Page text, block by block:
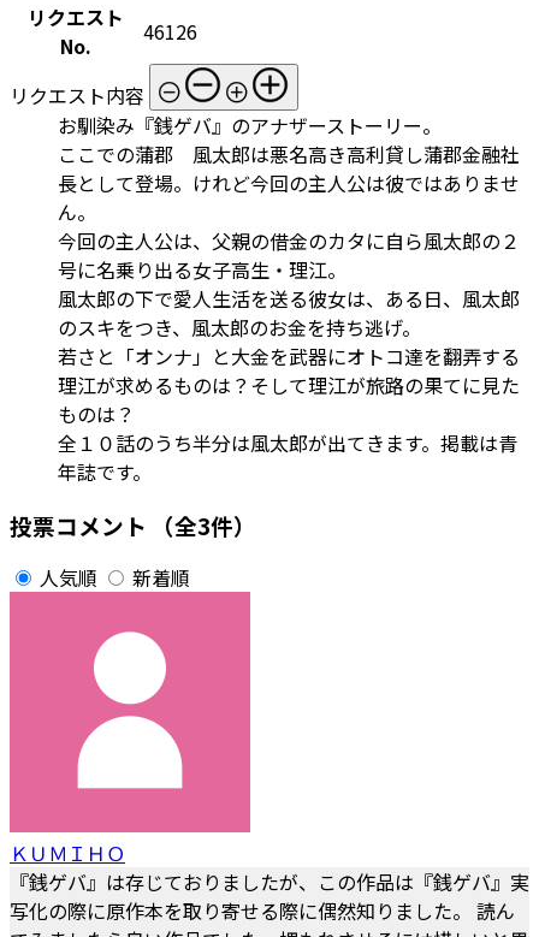
リクエスト
No.
46126
リクエスト内容
お馴染み『銭ゲバ』のアナザーストーリー。
ここでの蒲郡 風太郎は悪名高き高利貸し蒲郡金融社
長として登場。けれど今回の主人公は彼ではありませ
ん。
今回の主人公は、父親の借金のカタに自ら風太郎の２
号に名乗り出る女子高生・理江。
風太郎の下で愛人生活を送る彼女は、ある日、風太郎
のスキをつき、風太郎のお金を持ち逃げ。
若さと「オンナ」と大金を武器にオトコ達を翻弄する
理江が求めるものは？そして理江が旅路の果てに見た
ものは？
全１０話のうち半分は風太郎が出てきます。掲載は青
年誌です。
投票コメント （全3件）
人気順 新着順
ＫＵＭＩＨＯ
『銭ゲバ』は存じておりましたが、この作品は『銭ゲバ』実
写化の際に原作本を取り寄せる際に偶然知りました。 読ん